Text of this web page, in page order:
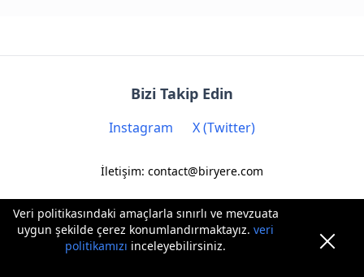
Veri politikasındaki amaçlarla sınırlı ve mevzuata
uygun şekilde çerez konumlandırmaktayız.veri
politikamızı inceleyebilirsiniz.
Bizi Takip Edin
Instagram X (Twitter)
İletişim: contact@biryere.com